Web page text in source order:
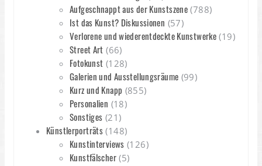
Aufgeschnappt aus der Kunstszene (788)
Ist das Kunst? Diskussionen (57)
Verlorene und wiederentdeckte Kunstwerke (19)
Street Art (66)
Fotokunst (128)
Galerien und Ausstellungsräume (99)
Kurz und Knapp (855)
Personalien (18)
Sonstiges (21)
Künstlerporträts (148)
Kunstinterviews (126)
Kunstfälscher(5)